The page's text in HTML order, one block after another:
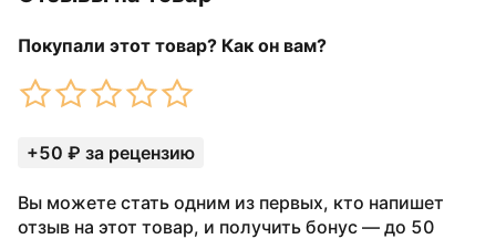
Покупали этот товар? Как он вам?
+50 ₽ за рецензию
Вы можете стать одним из первых, кто напишет
отзыв на этот товар, и получить бонус — до 50